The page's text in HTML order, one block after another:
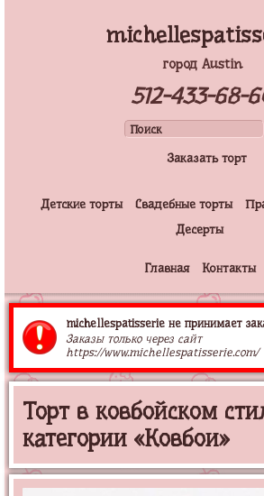
город Austin
512-433-68-
Заказать торт
Детские торты Свадебные торты
Десерты
Главная Контакты
michellespatisserie не принимает
Заказы только через сайт
https://www.michellespatisserie.com/
Торт в ковбойском
категории «Ковбои»